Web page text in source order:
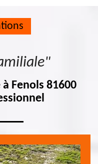
Fenols 81600